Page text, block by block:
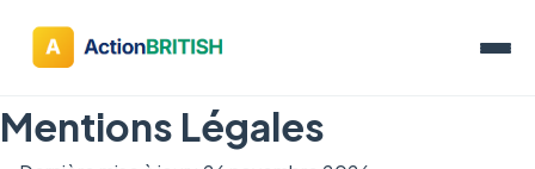
Mentions Légales